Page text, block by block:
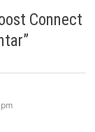
Connect
”